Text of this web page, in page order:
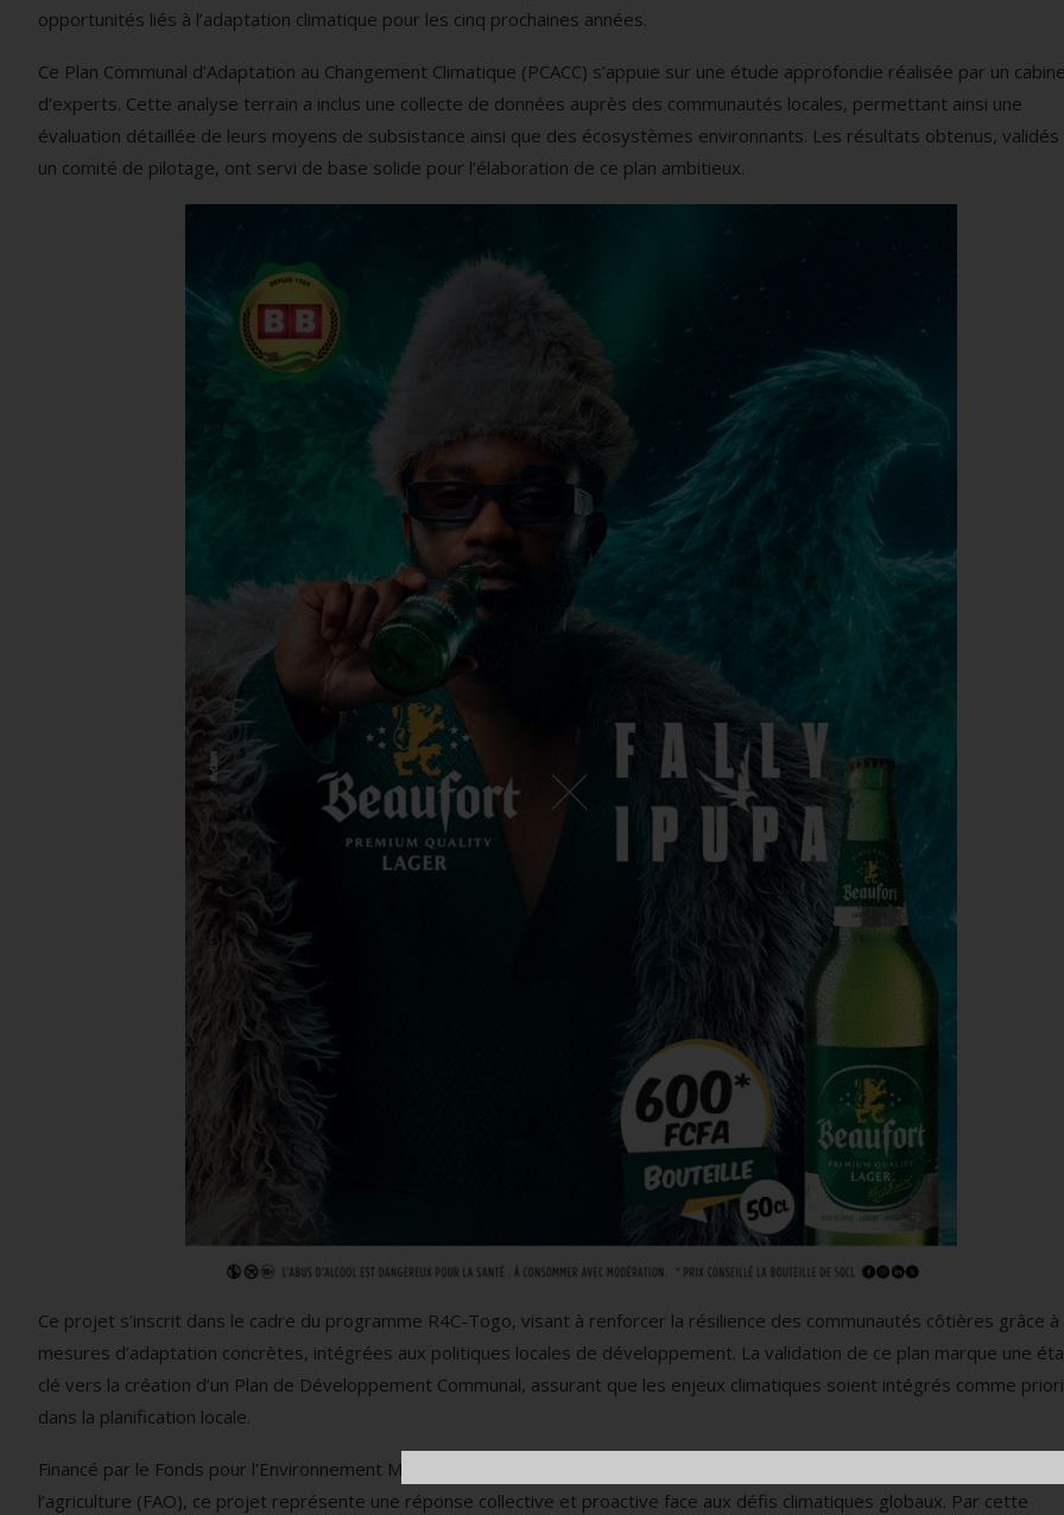
opportunités liés à l’adaptation climatique pour les cinq prochaines années.
Ce Plan Communal d’Adaptation au Changement Climatique (PCACC) s’appuie sur une étude approfondie réalisée par un
d’experts. Cette analyse terrain a inclus une collecte de données auprès des communautés locales, permettant ainsi une
évaluation détaillée de leurs moyens de subsistance ainsi que des écosystèmes environnants. Les résultats obtenus, validés
un comité de pilotage, ont servi de base solide pour l’élaboration de ce plan ambitieux.
Ce projet s’inscrit dans le cadre du programme R4C-Togo, visant à renforcer la résilience des communautés côtières grâce à
mesures d’adaptation concrètes, intégrées aux politiques locales de développement. La validation de ce plan marque une
clé vers la création d’un Plan de Développement Communal, assurant que les enjeux climatiques soient intégrés comme
dans la planification locale.
Financé par le Fonds pour l’Environnement Mondial (FEM) avec l’appui de l’Organisation des Nations Unies pour l’alimentation et
l’agriculture (FAO), ce projet représente une réponse collective et proactive face aux défis climatiques globaux. Par cette